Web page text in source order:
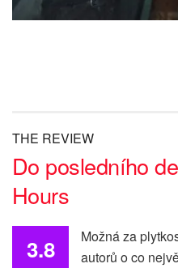
THE REVIEW
Do posledního
Hours
3.8
Možná za
autorů o co